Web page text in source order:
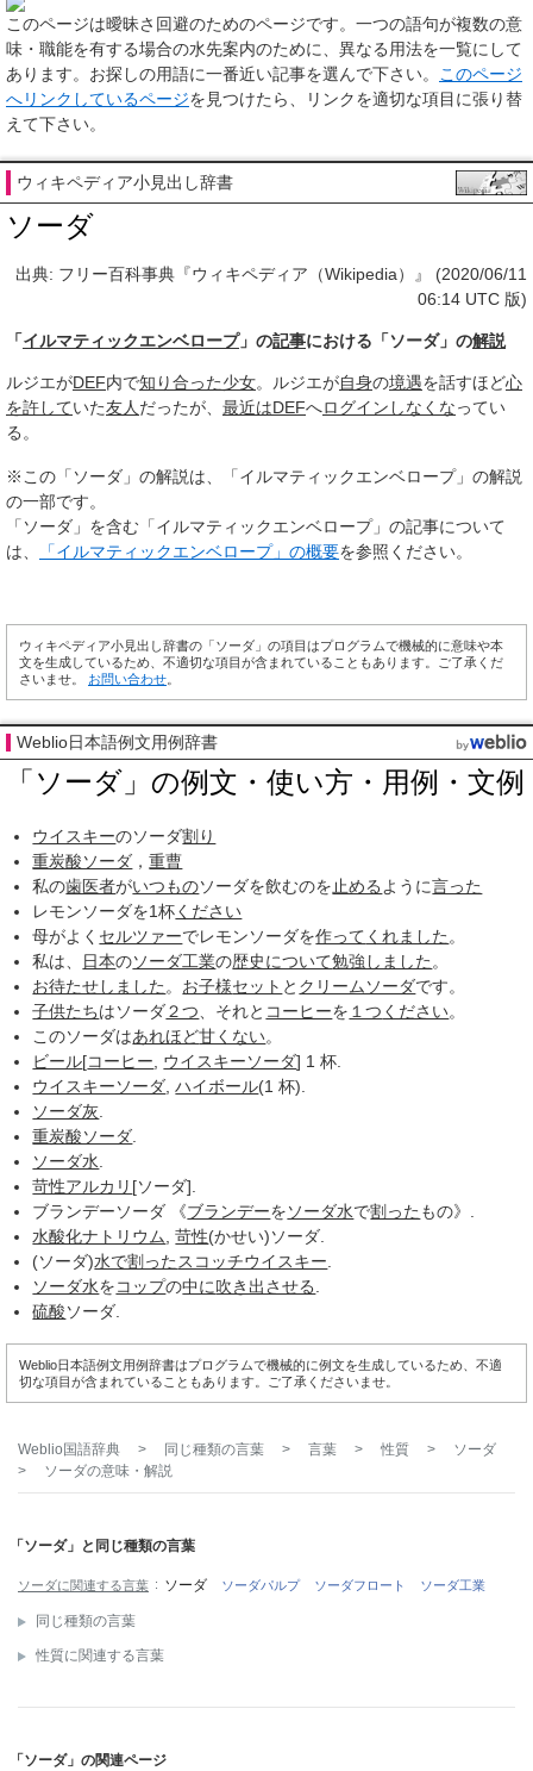
このページは曖昧さ回避のためのページです。一つの語句が複数の意
味・職能を有する場合の水先案内のために、異なる用法を一覧にして
あります。お探しの用語に一番近い記事を選んで下さい。
このページ
へリンクしているページを見つけたら、リンクを適切な項目に張り替
えて下さい。
ウィキペディア小見出し辞書
ソーダ
出典: フリー百科事典『ウィキペディア（Wikipedia）』 (2020/06/11
06:14 UTC 版)
「イルマティックエンベロープ」の記事における「ソーダ」の解説
ルジエがDEF内で知り合った少女。ルジエが自身の境遇を話すほど心
を許していた友人 だったが、 最近はDEFへログイン しなくなってい
る。
※この「ソーダ」の解説は、「イルマティックエンベロープ」の解説
の一部です。
「ソーダ」を含む「イルマティックエンベロープ」の記事について
は、
「イルマティックエンベロープ」の概要を参照ください。
ウィキペディア小見出し辞書の「ソーダ」の項目はプログラムで機械的に意味や本
文を生成しているため、不適切な項目が含まれていることもあります。ご了承くだ
さいませ。 お問い合わせ
Weblio日本語例文用例辞書
「ソーダ」の例文・使い方・用例・文例
ウイスキーのソーダ割り
重炭酸ソーダ ，重曹
私の歯医者がいつものソーダを飲むのを 止める ように言った
レモンソーダを1杯ください
母がよく セルツァーでレモンソーダを作って くれました 。
私は、
日本のソーダ工業の歴史について勉強しました 。
お待たせしました 。 お子様セット と クリームソーダです。
子供たちはソーダ２つ 、それと コーヒーを １つ ください。
このソーダはあれほど甘くない。
ビール[コーヒー ウイスキーソーダ] 1 杯.
ウイスキーソーダ ,ハイボール(1 杯).
ソーダ灰
重炭酸ソーダ
ソーダ水
苛性アルカリ [ソーダ].
ブランデーソーダ 《ブランデーをソーダ水で割った もの》.
水酸化ナトリウム
,苛性(かせい)ソーダ.
(ソーダ)水で割った スコッチウイスキー
ソーダ水をコップの中に吹き出させる
硫酸ソーダ.
Weblio日本語例文用例辞書はプログラムで機械的に例文を生成しているため、不適
切な項目が含まれていることもあります。ご了承くださいませ。
Weblio国語辞典 > 同じ種類の言葉 > 言葉 > 性質 >
ソーダ
>
ソーダの意味・解説
「ソーダ」と同じ種類の言葉
ソーダに関連する言葉 ソーダ ソーダパルプ ソーダフロート ソーダ工業
同じ種類の言葉
性質に関連する言葉
「ソーダ」の関連ページ